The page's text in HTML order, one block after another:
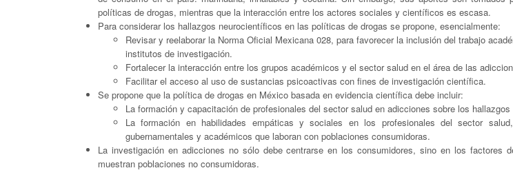
políticas de drogas, mientras que la interacción entre los actores sociales y científicos es escasa.
Para considerar los hallazgos neurocientíficos en las políticas de drogas se propone, esencialmente:
Revisar y reelaborar la Norma Oficial Mexicana 028, para favorecer la inclusión del trabajo
institutos de investigación.
Fortalecer la interacción entre los grupos académicos y el sector salud en el área de las
Facilitar el acceso al uso de sustancias psicoactivas con fines de investigación científica.
Se propone que la política de drogas en México basada en evidencia científica debe incluir:
La formación y capacitación de profesionales del sector salud en adicciones sobre los
La formación en habilidades empáticas y sociales en los profesionales del sector
gubernamentales y académicos que laboran con poblaciones consumidoras.
La investigación en adicciones no sólo debe centrarse en los consumidores, sino en los factores
muestran poblaciones no consumidoras.